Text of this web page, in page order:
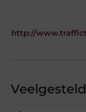
http://